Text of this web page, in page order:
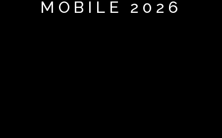
MOBILE 2026